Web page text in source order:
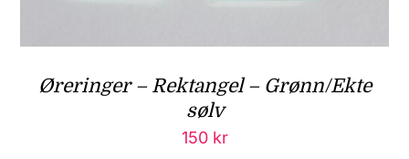
Øreringer – Rektangel – Grønn/Ekte
sølv
150 kr